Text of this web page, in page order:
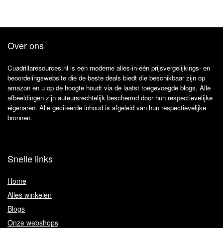
Over ons
Cuadrillaresources.nl is een moderne alles-in-één prijsvergelijkings- en
beoordelingswebsite die de beste deals biedt die beschikbaar zijn op
amazon en u op de hoogte houdt via de laatst toegevoegde blogs. Alle
afbeeldingen zijn auteursrechtelijk beschermd door hun respectievelijke
eigenaren. Alle geciteerde inhoud is afgeleid van hun respectievelijke
bronnen.
Snelle links
Home
Alles winkelen
Blogs
Onze webshops